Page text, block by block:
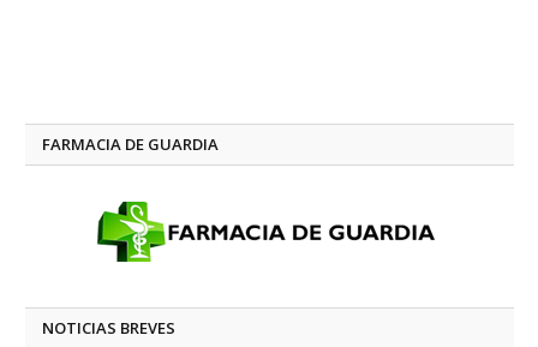
FARMACIA DE GUARDIA
NOTICIAS BREVES